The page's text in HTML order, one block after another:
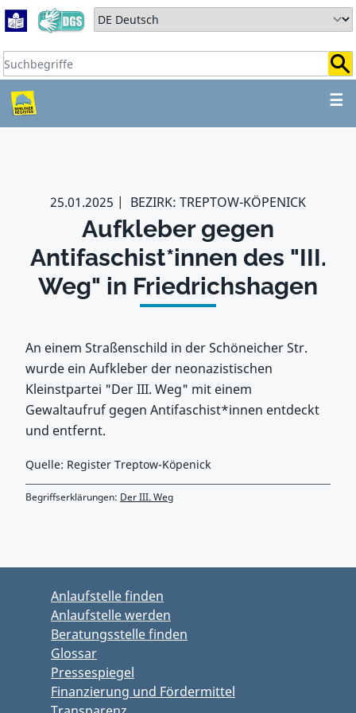
Zum Hauptbereich springen
Zum Hauptmenü springen
Sprache auswählen:
Suchbegriffe:
☰
ZUM HAUPTBEREICH
25.01.2025 BEZIRK: TREPTOW-KÖPENICK
Aufkleber gegen
Antifaschist*innen des "III.
Weg" in Friedrichshagen
An einem Straßenschild in der Schöneicher Str.
wurde ein Aufkleber der neonazistischen
Kleinstpartei "Der III. Weg" mit einem
Gewaltaufruf gegen Antifaschist*innen entdeckt
und entfernt.
Quelle: Register Treptow-Köpenick
Begriffserklärungen: Der III. Weg
Anlaufstelle finden
Anlaufstelle werden
Beratungsstelle finden
Glossar
Pressespiegel
Finanzierung und Fördermittel